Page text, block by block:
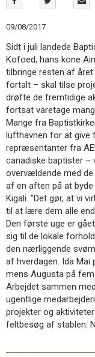
11.0:
Kalender
13.0:
Værktøjskassen
14.0:
Mission
15.0:
Om
BaptistKirken
16.0:
Kontakt
Næste
indlæg:
Ny
formand
for
BaptistKirkenForrige
indlæg:
Temadag
’Om
menigheder
og
præster
hvor
går
vejen?’
09/08/2017
Sidt i juli landede
Kofoed, hans kone
tilbringe resten af
fortalt – skal tilse
drøfte de fremtidige
fortsat varetage
Mange fra
lufthavnen for at give
repræsentanter fra
canadiske baptister –
overvældende med
af en aften på at
Kigali. ”Det gør, at vi
til at lære dem alle
Den første uge er
sig til de lokale
den nærliggende
af hverdagen. Ida Mai
mens Augusta på
Arbejdet sammen
ugentlige
projekter og
feltbesøg af stablen.